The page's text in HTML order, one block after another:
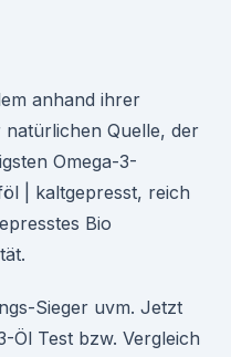
anhand ihrer
Quelle, der
Omega-3-
| kaltgepresst, reich
Bio
Sieger uvm. Jetzt
Öl Test bzw. Vergleich